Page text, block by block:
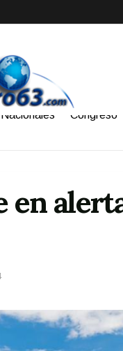
Nacionales Congreso
en